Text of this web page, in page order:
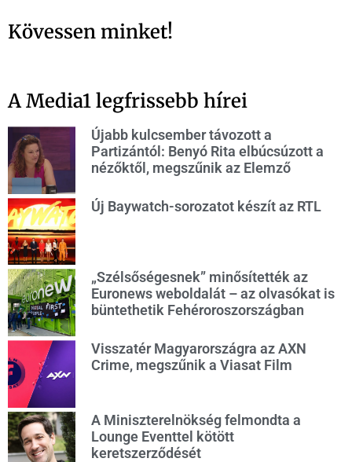
Kövessen minket!
A Media1 legfrissebb hírei
Újabb kulcsember távozott a
Partizántól: Benyó Rita elbúcsúzott a
nézőktől, megszűnik az Elemző
Új Baywatch-sorozatot készít az RTL
„Szélsőségesnek” minősítették az
Euronews weboldalát – az olvasókat is
büntethetik Fehéroroszországban
Visszatér Magyarországra az AXN
Crime, megszűnik a Viasat Film
A Miniszterelnökség felmondta a
Lounge Eventtel kötött
keretszerződését